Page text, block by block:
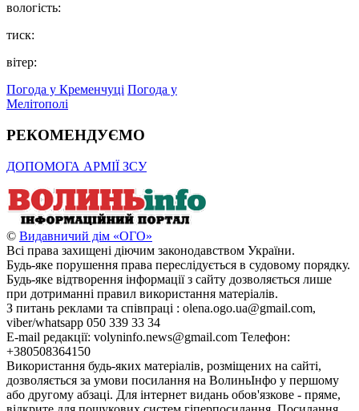
вологість:
тиск:
вітер:
Погода у Кременчуці Погода у
Мелітополі
РЕКОМЕНДУЄМО
ДОПОМОГА АРМІЇ ЗСУ
© Видавничий дім «ОГО»
Всі права захищені діючим законодавством України.
Будь-яке порушення права переслідується в судовому порядку.
Будь-яке відтворення інформації з сайту дозволяється лише
при дотриманні правил використання матеріалів.
З питань реклами та співпраці : olena.ogo.ua@gmail.com,
viber/whatsapp 050 339 33 34
E-mail редакції: volyninfo.news@gmail.com Телефон:
+380508364150
Використання будь-яких матеріалів, розміщених на сайті,
дозволяється за умови посилання на ВолиньІнфо у першому
або другому абзаці. Для інтернет видань обов'язкове - пряме,